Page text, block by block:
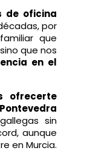
de oficina
por
que
que nos
en el
ofrecerte
Pontevedra
sin
aunque
en Murcia.